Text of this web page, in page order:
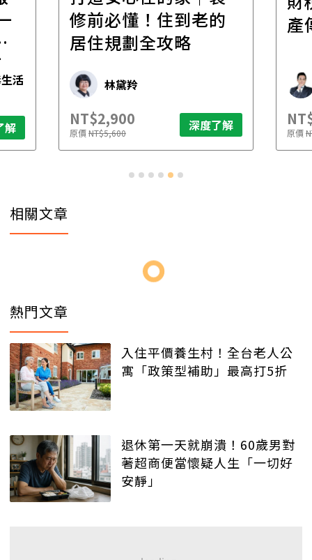
活
解
修前必懂！住到老的
居住規劃全攻略
林黛羚
NT$2,900
原價NT$5,600 深度了解
產
原價
相關文章
熱門文章
入住平價養生村！全台老人公
寓「政策型補助」最高打5折
退休第一天就崩潰！60歲男對
著超商便當懷疑人生「一切好
安靜」